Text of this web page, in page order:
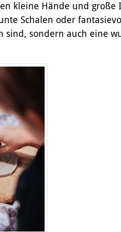
kleine Hände und
Schalen oder
sondern auch eine